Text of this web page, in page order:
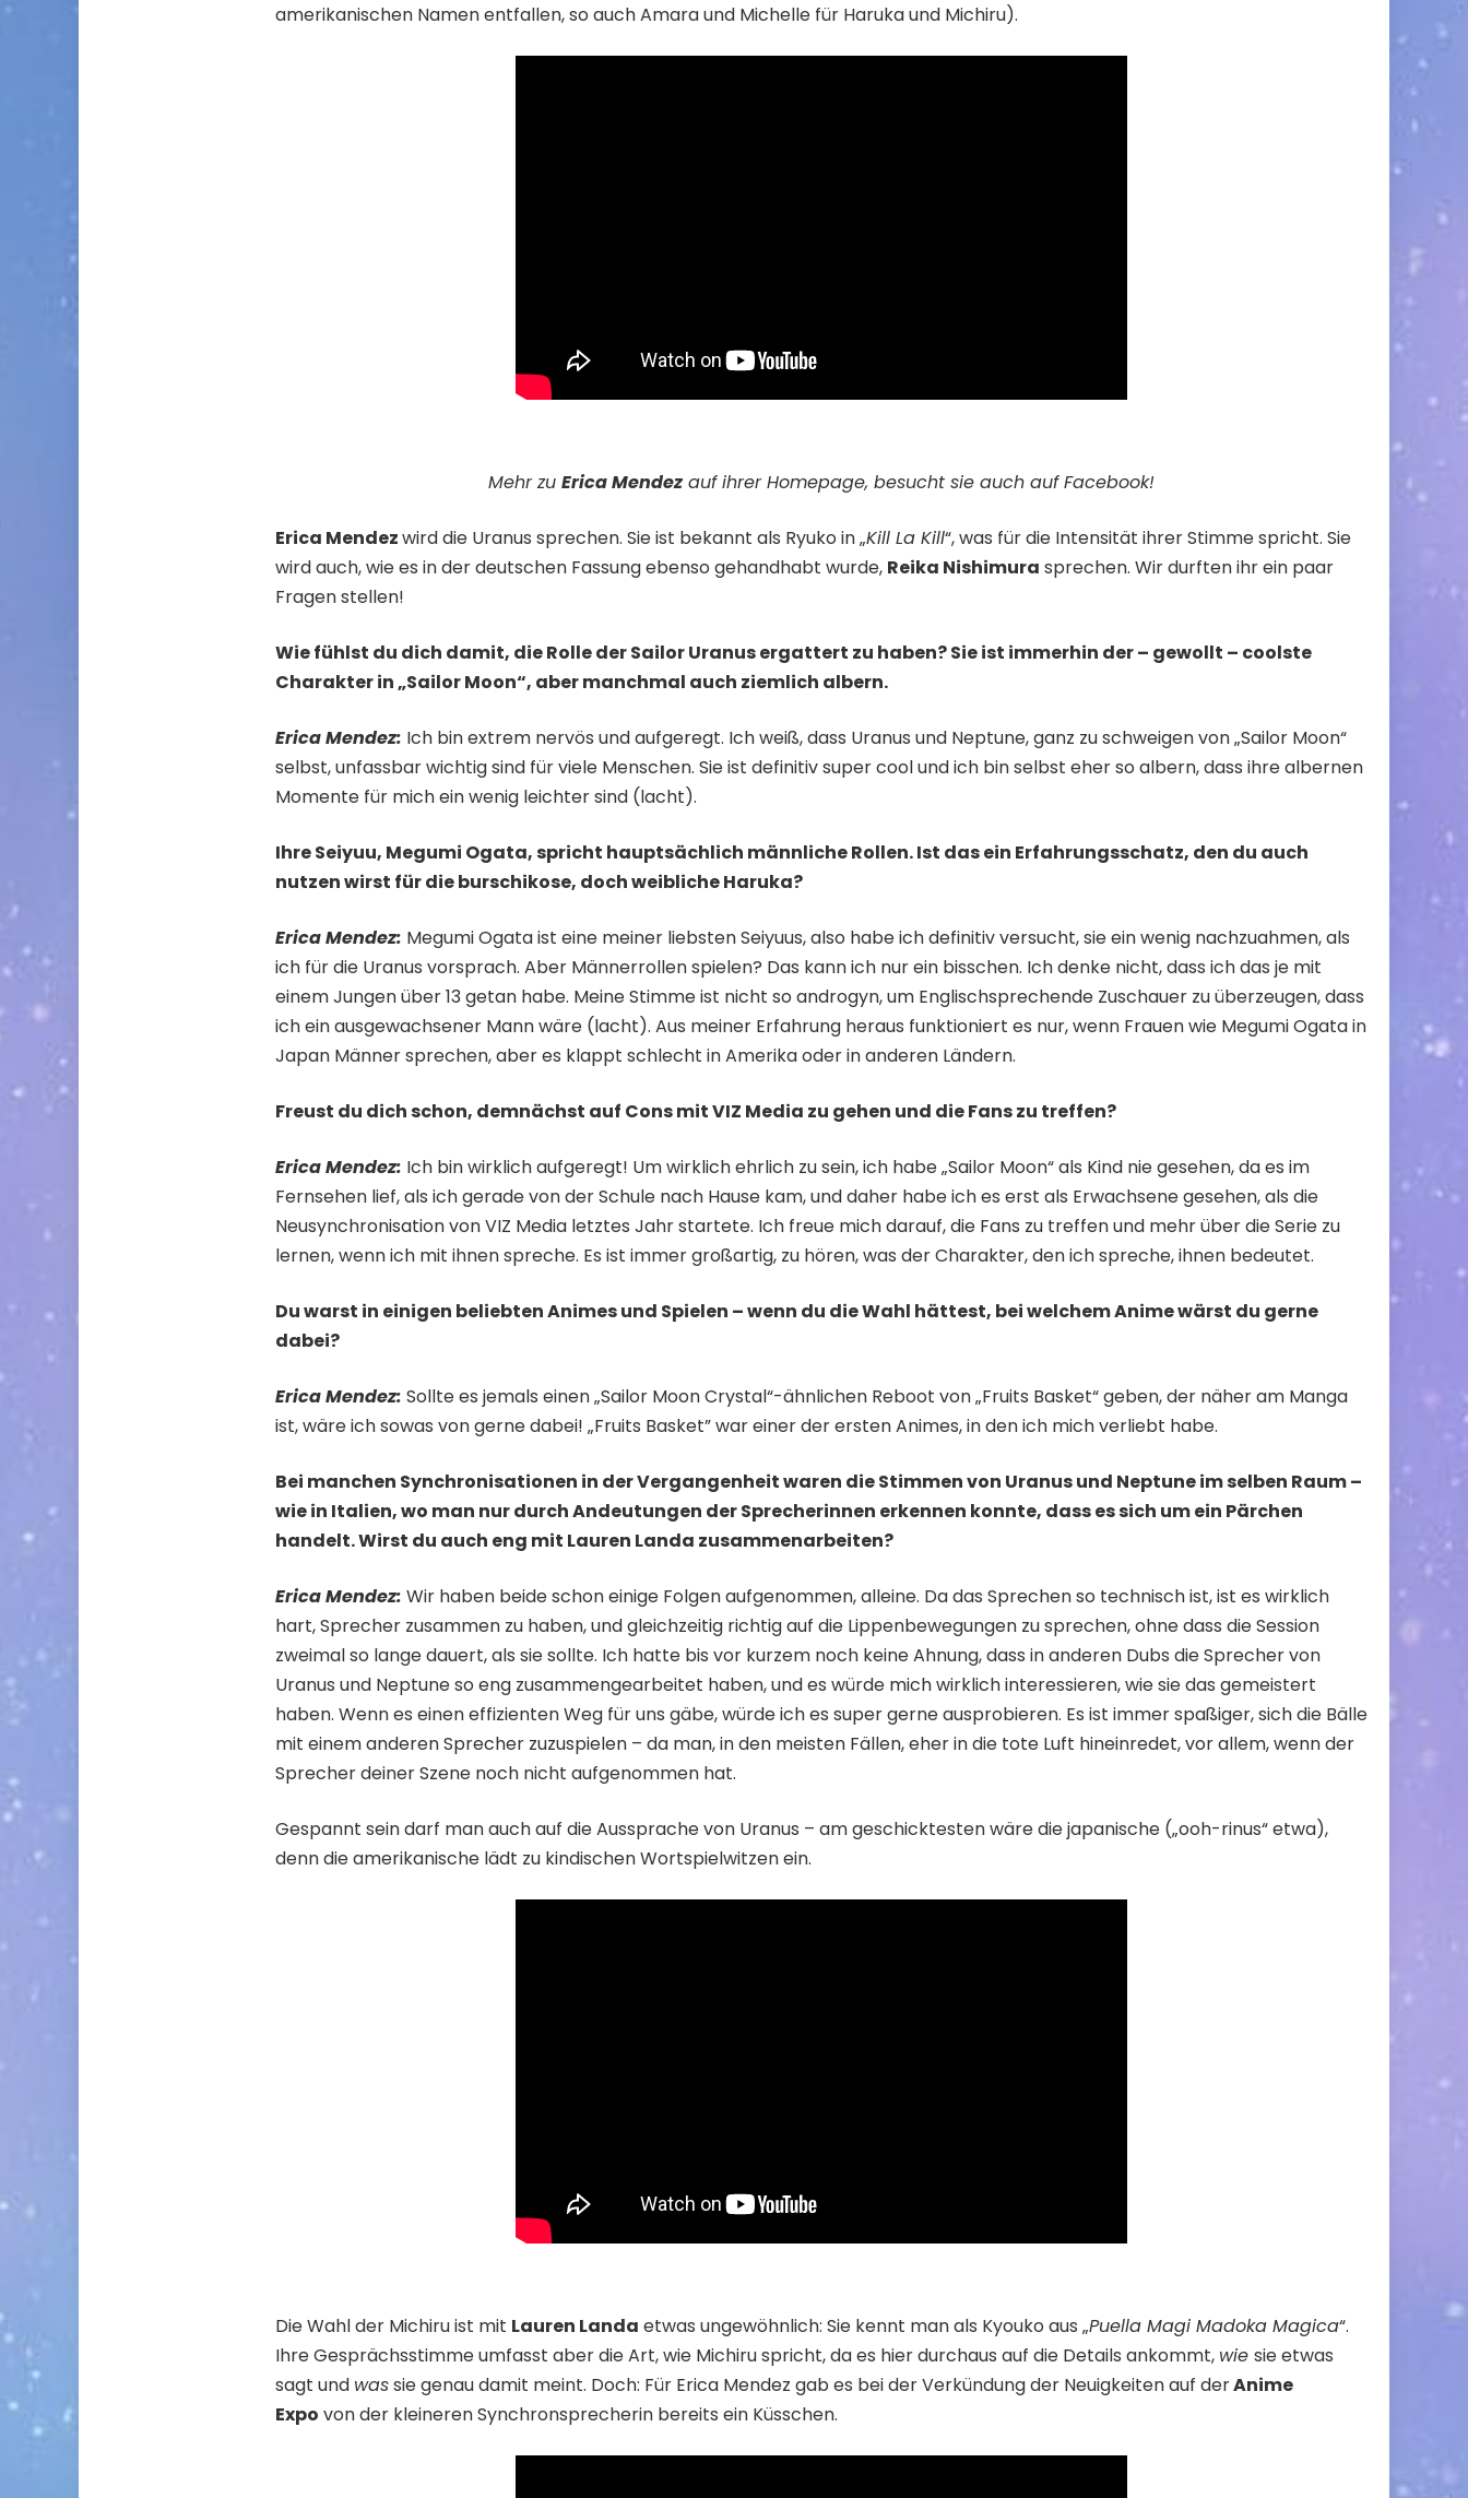
amerikanischen Namen entfallen, so auch Amara und Michelle für Haruka und Michiru).
Mehr zu Erica Mendez auf ihrerHomepage, besucht sie auch aufFacebook!
Erica Mendezwird die Uranus sprechen. Sie ist bekannt als Ryuko in „Kill La Kill“, was für die Intensität ihrer Stimme spricht. Sie
wird auch, wie es in der deutschen Fassung ebenso gehandhabt wurde, Reika Nishimura sprechen. Wir durften ihr ein paar
Fragen stellen!
Wie fühlst du dich damit, die Rolle der Sailor Uranus ergattert zu haben? Sie ist immerhin der – gewollt – coolste
Charakter in „Sailor Moon“, aber manchmal auch ziemlich albern.
Erica Mendez: Ich bin extrem nervös und aufgeregt. Ich weiß, dass Uranus und Neptune, ganz zu schweigen von „Sailor Moon“
selbst, unfassbar wichtig sind für viele Menschen. Sie ist definitiv super cool und ich bin selbst eher so albern, dass ihre albernen
Momente für mich ein wenig leichter sind (lacht).
Ihre Seiyuu, Megumi Ogata, spricht hauptsächlich männliche Rollen. Ist das ein Erfahrungsschatz, den du auch
nutzen wirst für die burschikose, doch weibliche Haruka?
Erica Mendez: Megumi Ogata ist eine meiner liebsten Seiyuus, also habe ich definitiv versucht, sie ein wenig nachzuahmen, als
ich für die Uranus vorsprach. Aber Männerrollen spielen? Das kann ich nur ein bisschen. Ich denke nicht, dass ich das je mit
einem Jungen über 13 getan habe. Meine Stimme ist nicht so androgyn, um Englischsprechende Zuschauer zu überzeugen, dass
ich ein ausgewachsener Mann wäre (lacht). Aus meiner Erfahrung heraus funktioniert es nur, wenn Frauen wie Megumi Ogata in
Japan Männer sprechen, aber es klappt schlecht in Amerika oder in anderen Ländern.
Freust du dich schon, demnächst auf Cons mit VIZ Media zu gehen und die Fans zu treffen?
Erica Mendez: Ich bin wirklich aufgeregt! Um wirklich ehrlich zu sein, ich habe „Sailor Moon“ als Kind nie gesehen, da es im
Fernsehen lief, als ich gerade von der Schule nach Hause kam, und daher habe ich es erst als Erwachsene gesehen, als die
Neusynchronisation von VIZ Media letztes Jahr startete. Ich freue mich darauf, die Fans zu treffen und mehr über die Serie zu
lernen, wenn ich mit ihnen spreche. Es ist immer großartig, zu hören, was der Charakter, den ich spreche, ihnen bedeutet.
Du warst in einigen beliebten Animes und Spielen – wenn du die Wahl hättest, bei welchem Anime wärst du gerne
dabei?
Erica Mendez: Sollte es jemals einen „Sailor Moon Crystal“-ähnlichen Reboot von „Fruits Basket“ geben, der näher am Manga
ist, wäre ich sowas von gerne dabei! „Fruits Basket” war einer der ersten Animes, in den ich mich verliebt habe.
Bei manchen Synchronisationen in der Vergangenheit waren die Stimmen von Uranus und Neptune im selben Raum –
wie in Italien, wo man nur durch Andeutungen der Sprecherinnen erkennen konnte, dass es sich um ein Pärchen
handelt. Wirst du auch eng mit Lauren Landa zusammenarbeiten?
Erica Mendez: Wir haben beide schon einige Folgen aufgenommen, alleine. Da das Sprechen so technisch ist, ist es wirklich
hart, Sprecher zusammen zu haben, und gleichzeitig richtig auf die Lippenbewegungen zu sprechen, ohne dass die Session
zweimal so lange dauert, als sie sollte. Ich hatte bis vor kurzem noch keine Ahnung, dass in anderen Dubs die Sprecher von
Uranus und Neptune so eng zusammengearbeitet haben, und es würde mich wirklich interessieren, wie sie das gemeistert
haben. Wenn es einen effizienten Weg für uns gäbe, würde ich es super gerne ausprobieren. Es ist immer spaßiger, sich die Bälle
mit einem anderen Sprecher zuzuspielen – da man, in den meisten Fällen, eher in die tote Luft hineinredet, vor allem, wenn der
Sprecher deiner Szene noch nicht aufgenommen hat.
Gespannt sein darf man auch auf die Aussprache von Uranus – am geschicktesten wäre die japanische („ooh-rinus“ etwa),
denn die amerikanische lädt zu kindischen Wortspielwitzen ein.
Die Wahl der Michiru ist mit Lauren Landa etwas ungewöhnlich: Sie kennt man als Kyouko aus „Puella Magi Madoka Magica“.
Ihre Gesprächsstimme umfasst aber die Art, wie Michiru spricht, da es hier durchaus auf die Details ankommt, wie sie etwas
sagt und wassie genau damit meint. Doch: Für Erica Mendez gab es bei der Verkündung der Neuigkeiten auf derAnime
Expo von der kleineren Synchronsprecherin bereits ein Küsschen.